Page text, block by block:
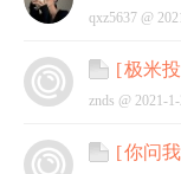
qxz5637 @
[极米
znds @ 2021-
[你问